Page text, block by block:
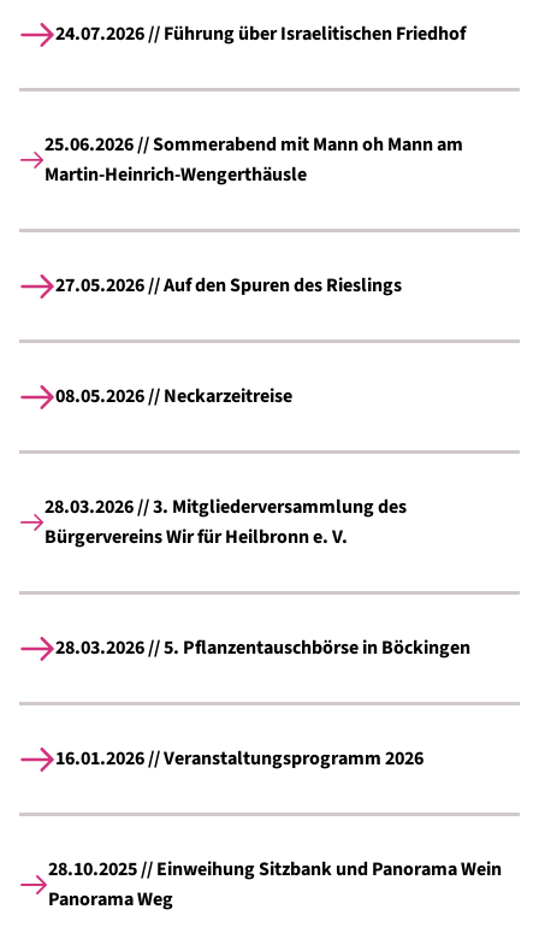
24.07.2026 // Führung über Israelitischen Friedhof
25.06.2026 // Sommerabend mit Mann oh Mann am
Martin-Heinrich-Wengerthäusle
27.05.2026 // Auf den Spuren des Rieslings
08.05.2026 // Neckarzeitreise
28.03.2026 // 3. Mitgliederversammlung des
Bürgervereins Wir für Heilbronn e. V.
28.03.2026 // 5. Pflanzentauschbörse in Böckingen
16.01.2026 // Veranstaltungsprogramm 2026
28.10.2025 // Einweihung Sitzbank und Panorama Wein
Panorama Weg